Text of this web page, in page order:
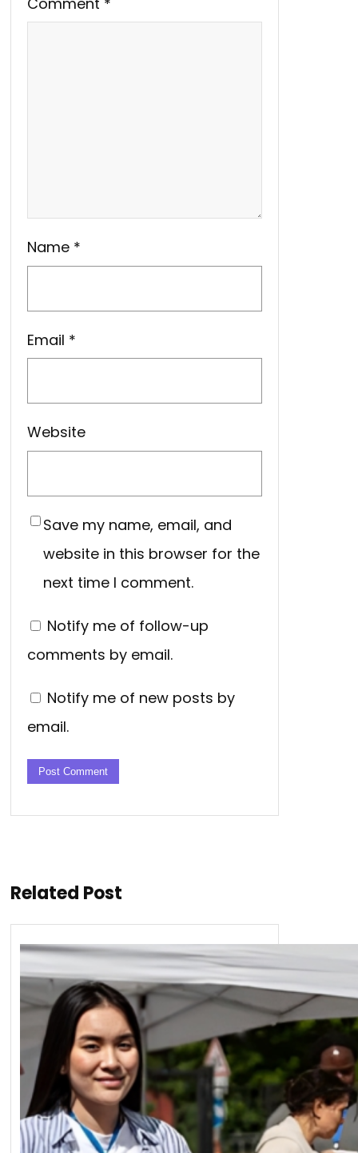
Name *
Email *
Website
Save my name, email, and
website in this browser for the
next time I comment.
Notify me of follow-up
comments by email.
Notify me of new posts by
email.
Related Post